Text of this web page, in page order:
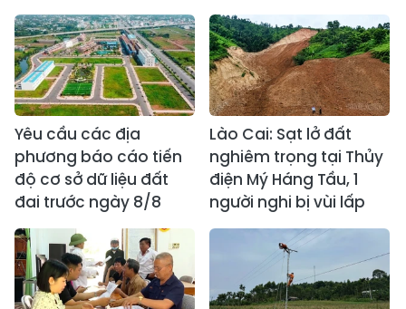
Yêu cầu các địa
phương báo cáo tiến
độ cơ sở dữ liệu đất
đai trước ngày 8/8
Lào Cai: Sạt lở đất
nghiêm trọng tại Thủy
điện Mý Háng Tầu, 1
người nghi bị vùi lấp